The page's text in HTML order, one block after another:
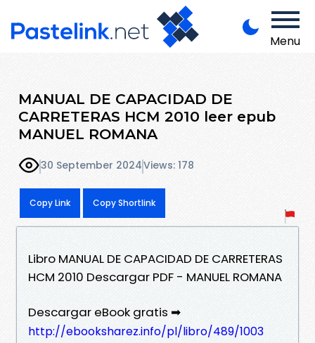
Menu
MANUAL DE CAPACIDAD DE
CARRETERAS HCM 2010 leer epub
MANUEL ROMANA
30 September 2024Views: 178
Copy Link Copy Shortlink
Libro MANUAL DE CAPACIDAD DE CARRETERAS
HCM 2010 Descargar PDF - MANUEL ROMANA
Descargar eBook gratis ➡
http://ebooksharez.info/pl/libro/489/1003